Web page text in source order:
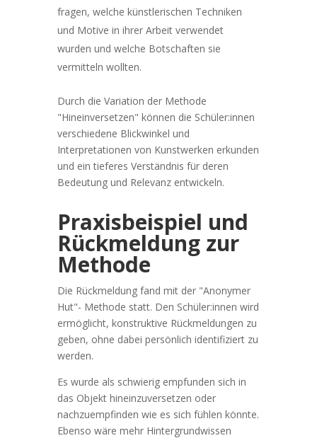
fragen, welche künstlerischen Techniken
und Motive in ihrer Arbeit verwendet
wurden und welche Botschaften sie
vermitteln wollten.
Durch die Variation der Methode
"Hineinversetzen" können die Schüler:innen
verschiedene Blickwinkel und
Interpretationen von Kunstwerken erkunden
und ein tieferes Verständnis für deren
Bedeutung und Relevanz entwickeln.
Praxisbeispiel und
Rückmeldung zur
Methode
Die Rückmeldung fand mit der "Anonymer
Hut"- Methode statt. Den Schüler:innen wird
ermöglicht, konstruktive Rückmeldungen zu
geben, ohne dabei persönlich identifiziert zu
werden.
Es wurde als schwierig empfunden sich in
das Objekt hineinzuversetzen oder
nachzuempfinden wie es sich fühlen könnte.
Ebenso wäre mehr Hintergrundwissen